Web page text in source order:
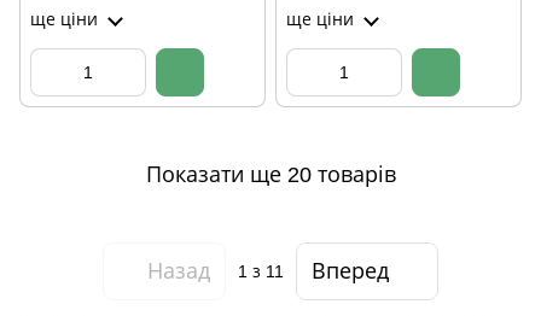
ще ціни ще ціни
Показати ще 20 товарів
Назад 1 з 11 Вперед